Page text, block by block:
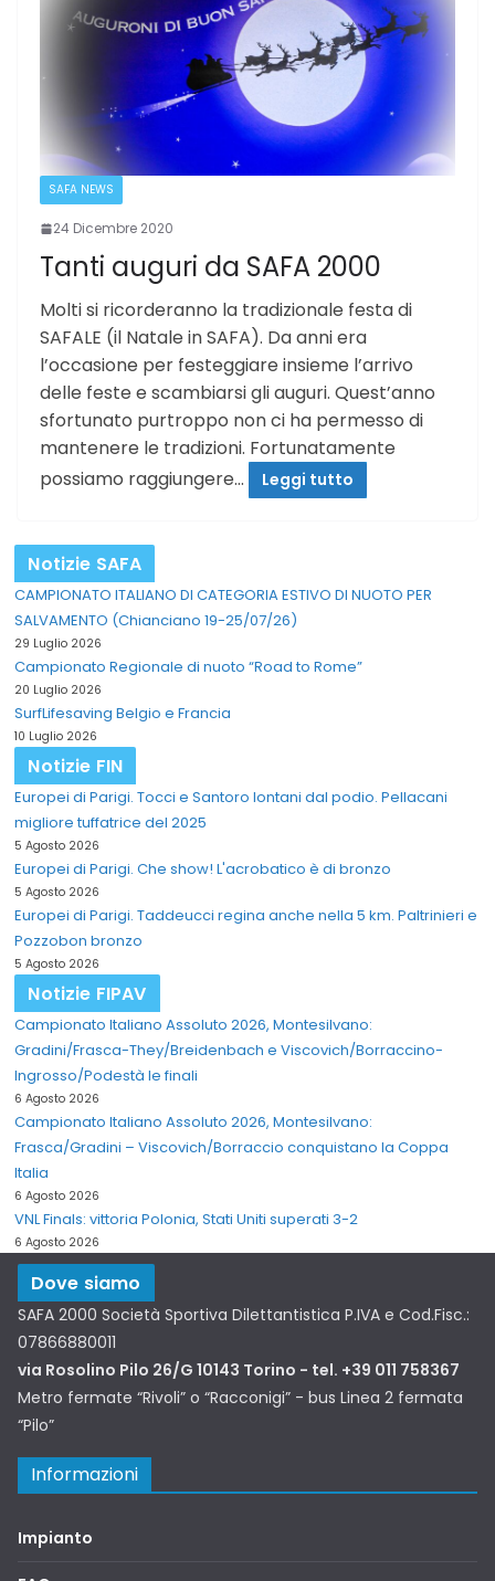
SAFA NEWS
24 Dicembre 2020
Tanti auguri da SAFA 2000
Molti si ricorderanno la tradizionale festa di
SAFALE (il Natale in SAFA). Da anni era
l’occasione per festeggiare insieme l’arrivo
delle feste e scambiarsi gli auguri. Quest’anno
sfortunato purtroppo non ci ha permesso di
mantenere le tradizioni. Fortunatamente
possiamo raggiungere…
Leggi tutto
Notizie SAFA
CAMPIONATO ITALIANO DI CATEGORIA ESTIVO DI NUOTO PER
SALVAMENTO (Chianciano 19-25/07/26)
29 Luglio 2026
Campionato Regionale di nuoto “Road to Rome”
20 Luglio 2026
SurfLifesaving Belgio e Francia
10 Luglio 2026
Notizie FIN
Europei di Parigi. Tocci e Santoro lontani dal podio. Pellacani
migliore tuffatrice del 2025
5 Agosto 2026
Europei di Parigi. Che show! L'acrobatico è di bronzo
5 Agosto 2026
Europei di Parigi. Taddeucci regina anche nella 5 km. Paltrinieri e
Pozzobon bronzo
5 Agosto 2026
Notizie FIPAV
Campionato Italiano Assoluto 2026, Montesilvano:
Gradini/Frasca-They/Breidenbach e Viscovich/Borraccino-
Ingrosso/Podestà le finali
6 Agosto 2026
Campionato Italiano Assoluto 2026, Montesilvano:
Frasca/Gradini – Viscovich/Borraccio conquistano la Coppa
Italia
6 Agosto 2026
VNL Finals: vittoria Polonia, Stati Uniti superati 3-2
6 Agosto 2026
Dove siamo
SAFA 2000 Società Sportiva Dilettantistica P.IVA e Cod.Fisc.:
07866880011
via Rosolino Pilo 26/G 10143 Torino - tel. +39 011 758367
Metro fermate “Rivoli” o “Racconigi” - bus Linea 2 fermata
“Pilo”
Informazioni
Impianto